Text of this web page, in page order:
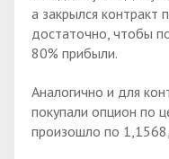
а закрылся контракт
достаточно, чтобы
80% прибыли.
Аналогично и для
покупали опцион по
произошло по